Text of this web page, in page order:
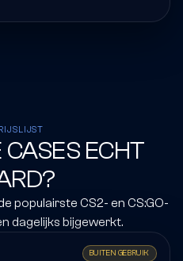
ECHT
populairste CS2- en CS:GO-
dagelijks bijgewerkt.
BUITEN GEBRUIK